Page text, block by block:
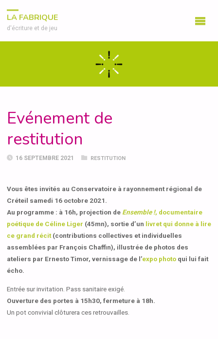
LA FABRIQUE
d'écriture et de jeu
Evénement de
restitution
16 SEPTEMBRE 2021 RESTITUTION
Vous êtes invités au Conservatoire à rayonnement régional de
Créteil samedi 16 octobre 2021.
Au programme : à 16h, projection de Ensemble !, documentaire
poétique de Céline Liger (45mn), sortie d’un livret qui donne à lire
ce grand récit(contributions collectives et individuelles
assemblées par François Chaffin), illustrée de photos des
ateliers par Ernesto Timor, vernissage de l’expo photoqui lui fait
écho.
Entrée sur invitation. Pass sanitaire exigé.
Ouverture des portes à 15h30, fermeture à 18h.
Un pot convivial clôturera ces retrouvailles.